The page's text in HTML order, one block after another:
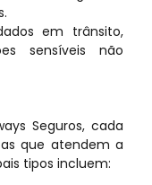
em trânsito,
sensíveis não
Seguros, cada
que atendem a
tipos incluem: